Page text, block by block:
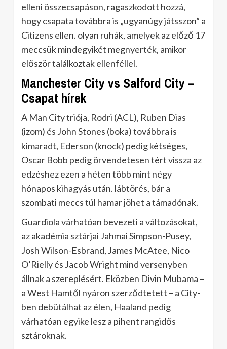
elleni összecsapáson, ragaszkodott hozzá,
hogy csapata továbbra is „ugyanúgy játsszon” a
Citizens ellen. olyan ruhák, amelyek az előző 17
meccsük mindegyikét megnyerték, amikor
először találkoztak ellenféllel.
Manchester City vs Salford City –
Csapat hírek
A Man City triója, Rodri (ACL), Ruben Dias
(izom) és John Stones (boka) továbbra is
kimaradt, Ederson (knock) pedig kétséges,
Oscar Bobb pedig örvendetesen tért vissza az
edzéshez ezen a héten több mint négy
hónapos kihagyás után. lábtörés, bár a
szombati meccs túl hamar jöhet a támadónak.
Guardiola várhatóan bevezeti a változásokat,
az akadémia sztárjai Jahmai Simpson-Pusey,
Josh Wilson-Esbrand, James McAtee, Nico
O’Rielly és Jacob Wright mind versenyben
állnak a szereplésért. Eközben Divin Mubama –
a West Hamtől nyáron szerződtetett – a City-
ben debütálhat az élen, Haaland pedig
várhatóan egyike lesz a pihent rangidős
sztároknak.